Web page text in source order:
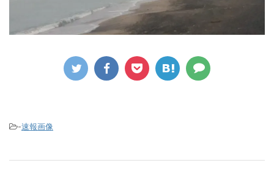
-速報画像